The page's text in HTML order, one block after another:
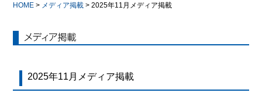
HOME > メディア掲載 > 2025年11月メディア掲載
2025年11月メディア掲載